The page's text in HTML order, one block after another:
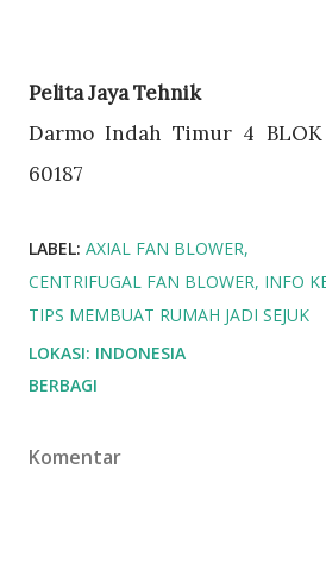
Pelita Jaya Tehnik
Darmo Indah Timur 4 BLOK
60187
LABEL: AXIAL FAN BLOWER
CENTRIFUGAL FAN BLOWER INFO
TIPS MEMBUAT RUMAH JADI SEJUK
LOKASI: INDONESIA
BERBAGI
Komentar